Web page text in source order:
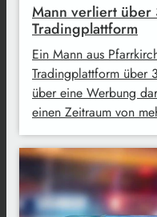
Mann verliert über
Tradingplattform
Ein Mann aus
Tradingplattform über
über eine Werbung
einen Zeitraum von